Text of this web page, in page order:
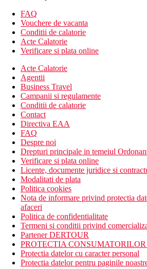
camera lounge TV
cafenea
magazin de suveniruri
piscina
sezlonguri si umbrele gratuite
bar la piscina
Descrierea plajei
Plaja cu nisip Las Gaviotas
intrarea treptata in mare
la cca 150 m de hotel prin
sezlonguri si umbrele pe plaja
Activitati sportive gratuite
tenis de masa
activitati sportive in cadrul
piscina
Activitati sportive contra cost
masa de biliard
tenis
inchiriere de biciclete in
sporturi acvatice pe plaja
terenuri de golf in apropiere
sauna
FAQ
Vouchere de vacanta
Conditii de calatorie
Acte Calatorie
Verificare si plata online
Acte Calatorie
Agentii
Business Travel
Campanii si regulamente
Conditii de calatorie
Contact
Directiva EAA
FAQ
Despre noi
Drepturi principale in temeiul
Verificare si plata online
Licente, documente juridice si
Modalitati de plata
Politica cookies
Nota de informare privind protectia
afaceri
Politica de confidentialitate
Termeni si conditii privind
Partener DERTOUR
PROTECTIA CONSUMATORILOR
Protectia datelor cu caracter personal
Protectia datelor pentru paginile